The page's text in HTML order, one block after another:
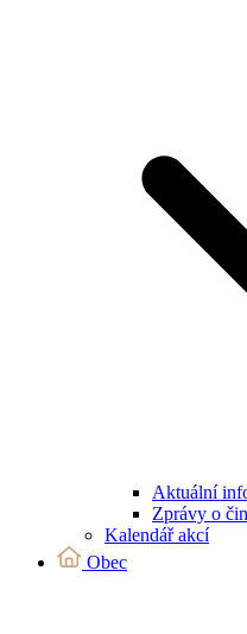
Aktuální
Zprávy o
Kalendář akcí
Obec